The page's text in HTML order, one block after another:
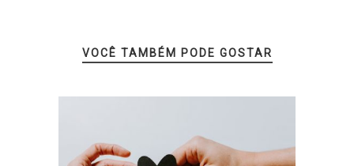
VOCÊ TAMBÉM PODE GOSTAR